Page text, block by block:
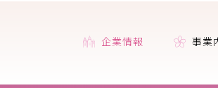
企業情報 事業